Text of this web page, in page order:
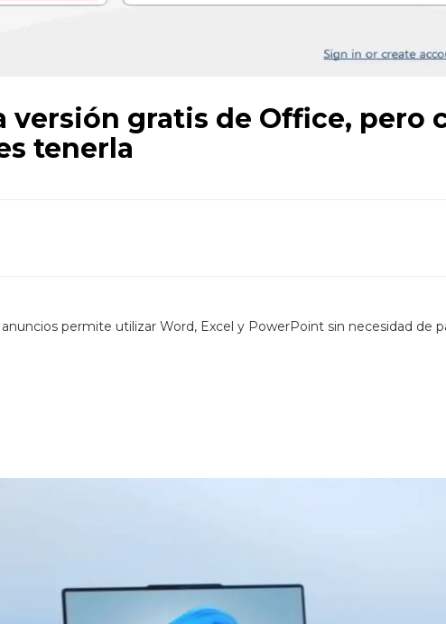
versión gratis de Office, pero
tenerla
permite utilizar Word, Excel y PowerPoint sin necesidad de